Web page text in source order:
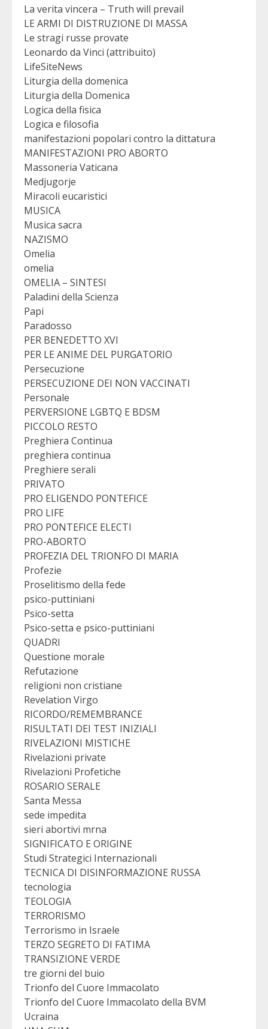
La verita vincera – Truth will prevail
LE ARMI DI DISTRUZIONE DI MASSA
Le stragi russe provate
Leonardo da Vinci (attribuito)
LifeSiteNews
Liturgia della domenica
Liturgia della Domenica
Logica della fisica
Logica e filosofia
manifestazioni popolari contro la dittatura
MANIFESTAZIONI PRO ABORTO
Massoneria Vaticana
Medjugorje
Miracoli eucaristici
MUSICA
Musica sacra
NAZISMO
Omelia
omelia
OMELIA – SINTESI
Paladini della Scienza
Papi
Paradosso
PER BENEDETTO XVI
PER LE ANIME DEL PURGATORIO
Persecuzione
PERSECUZIONE DEI NON VACCINATI
Personale
PERVERSIONE LGBTQ E BDSM
PICCOLO RESTO
Preghiera Continua
preghiera continua
Preghiere serali
PRIVATO
PRO ELIGENDO PONTEFICE
PRO LIFE
PRO PONTEFICE ELECTI
PRO-ABORTO
PROFEZIA DEL TRIONFO DI MARIA
Profezie
Proselitismo della fede
psico-puttiniani
Psico-setta
Psico-setta e psico-puttiniani
QUADRI
Questione morale
Refutazione
religioni non cristiane
Revelation Virgo
RICORDO/REMEMBRANCE
RISULTATI DEI TEST INIZIALI
RIVELAZIONI MISTICHE
Rivelazioni private
Rivelazioni Profetiche
ROSARIO SERALE
Santa Messa
sede impedita
sieri abortivi mrna
SIGNIFICATO E ORIGINE
Studi Strategici Internazionali
TECNICA DI DISINFORMAZIONE RUSSA
tecnologia
TEOLOGIA
TERRORISMO
Terrorismo in Israele
TERZO SEGRETO DI FATIMA
TRANSIZIONE VERDE
tre giorni del buio
Trionfo del Cuore Immacolato
Trionfo del Cuore Immacolato della BVM
Ucraina